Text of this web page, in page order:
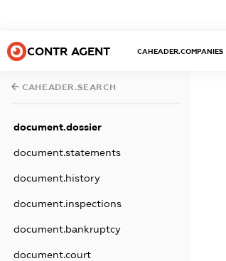
CONTR AGENT CAHEADER.COMPANIES
CAHEADER.SEARCH
document.dossier
document.statements
document.history
document.inspections
document.bankruptcy
document.court